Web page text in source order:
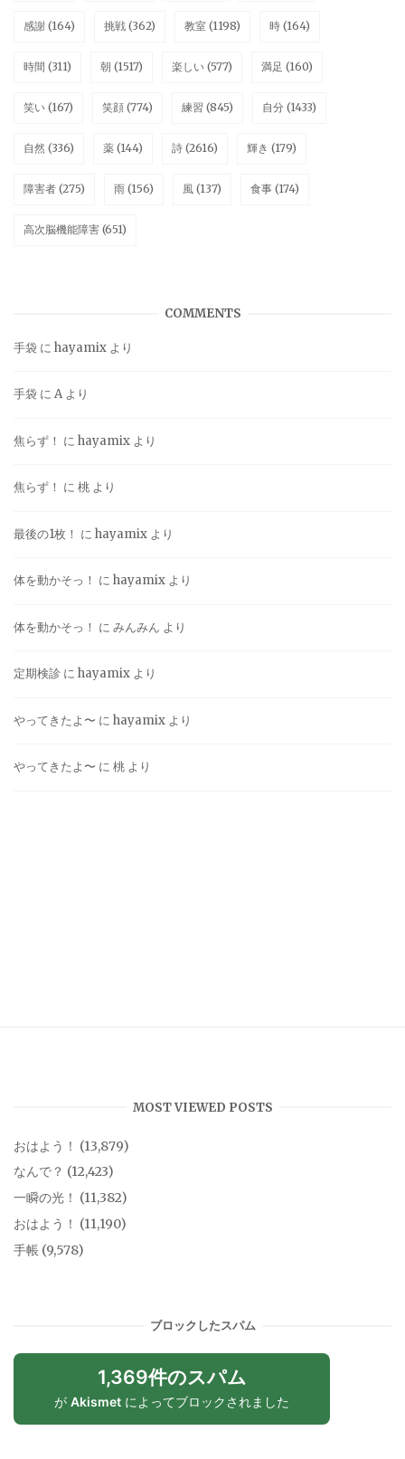
感謝 (164) 挑戦 (362) 教室 (1198) 時 (164)
時間 (311) 朝 (1517) 楽しい (577) 満足 (160)
笑い (167) 笑顔 (774) 練習 (845) 自分 (1433)
自然 (336) 薬 (144) 詩 (2616) 輝き (179)
障害者 (275) 雨 (156) 風 (137) 食事 (174)
高次脳機能障害 (651)
COMMENTS
手袋 に hayamix より
手袋 に Aより
焦らず！ に hayamix より
焦らず！ に 桃 より
最後の1枚！ に hayamix より
体を動かそっ！ に hayamix より
体を動かそっ！ に みんみん より
定期検診 に hayamix より
やってきたよ〜 に hayamix より
やってきたよ〜 に 桃 より
MOST VIEWED POSTS
おはよう！ (13,879)
なんで？ (12,423)
一瞬の光！ (11,382)
おはよう！ (11,190)
手帳 (9,578)
ブロックしたスパム
1,369件のスパム
が Akismet によってブロックされました